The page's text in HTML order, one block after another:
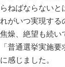
ねばならないと
がいつ実現す
燥、絶望も続い
普通選挙実施
感じました。